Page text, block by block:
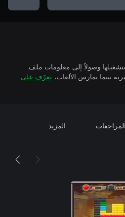
وصولاً إلى معلومات ملف
تعرّف على
المراجعات المزيد